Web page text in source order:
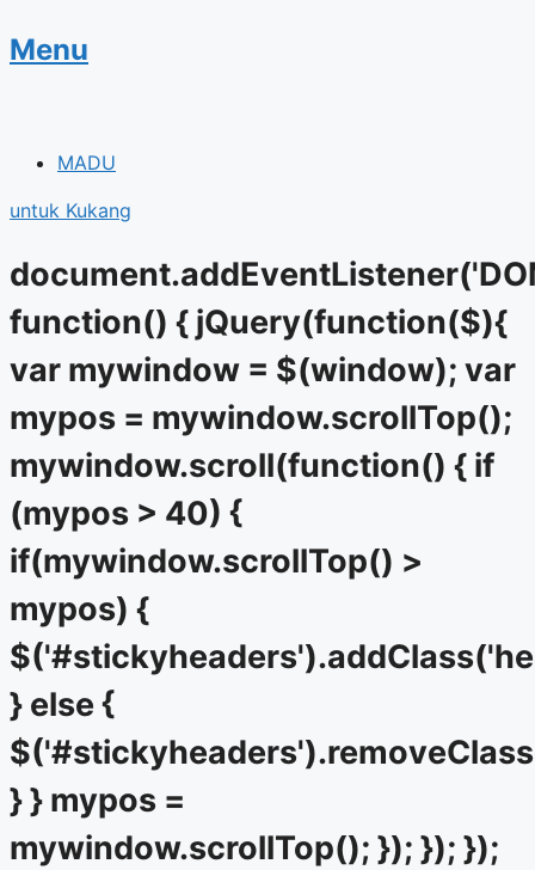
Skip
to
Menu
MADU
untuk Kukang
function() { jQuery(function($){
var mywindow = $(window); var
mypos = mywindow.scrollTop();
mywindow.scroll(function() { if
(mypos > 40) {
if(mywindow.scrollTop() >
mypos) {
} else {
} } mypos =
mywindow.scrollTop(); }); }); });